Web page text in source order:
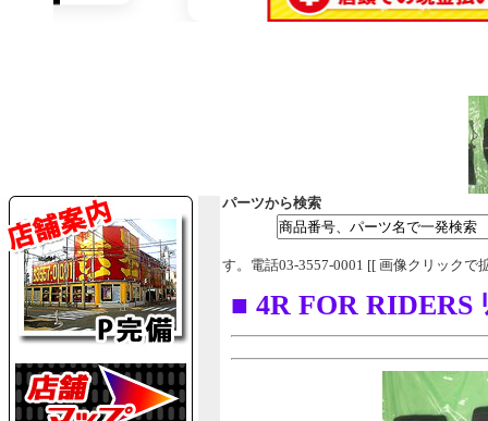
パーツから検索
す。電話03-3557-0001 [[ 画像クリックで
■ 4R FOR RIDERS